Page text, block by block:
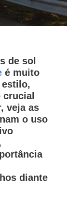
de sol
é muito
estilo,
crucial
veja as
o uso
diante